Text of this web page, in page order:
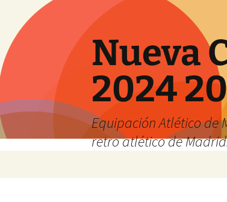
Nueva
2024
Equipación Atlético de
retro atlético de